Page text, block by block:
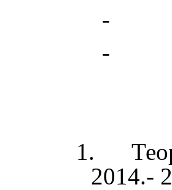
- 25
- 0
1.
2014.-